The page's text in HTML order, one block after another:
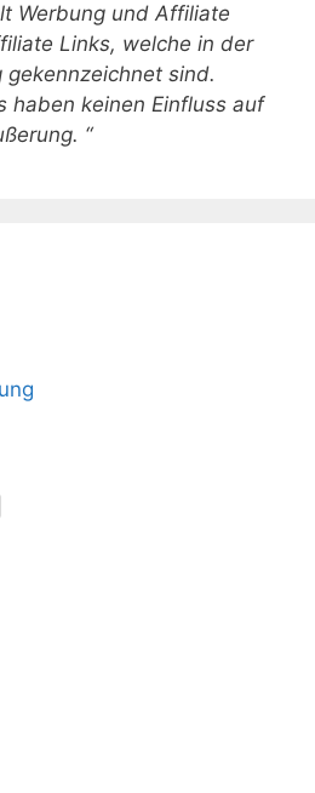
Werbung und Affiliate
Links, welche in der
gekennzeichnet sind.
haben keinen Einfluss auf
“